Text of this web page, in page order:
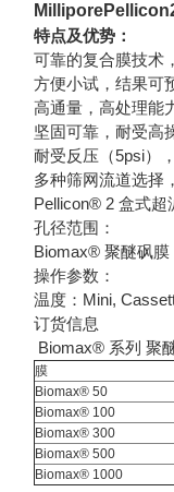
特点及优势：
可靠的复合膜技术
方便小试，结果可
高通量，高处理能
坚固可靠，耐受高
耐受反压（5psi）
多种筛网流道选择
Pellicon® 2 盒式
孔径范围：
Biomax® 聚醚砜膜
操作参数：
温度：Mini,
订货信息
Biomax® 系列 聚
膜
Biomax® 50
Biomax® 100
Biomax® 300
Biomax® 500
Biomax® 1000